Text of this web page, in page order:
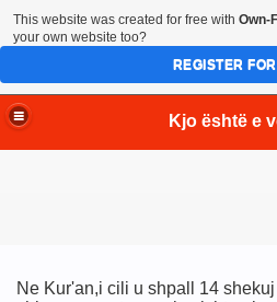
Kjo është e
Ne Kur'an,i cili u shpall 14
This website was created for free with Own-
your own website too?
REGISTER